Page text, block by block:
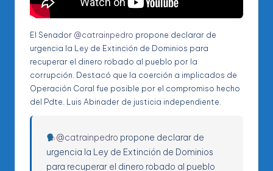
El Senador @catrainpedro propone declarar de
urgencia la Ley de Extinción de Dominios para
recuperar el dinero robado al pueblo por la
corrupción. Destacó que la coerción a implicados de
Operación Coral fue posible por el compromiso hecho
del Pdte. Luis Abinader de justicia independiente.
@catrainpedro propone declarar de
urgencia la Ley de Extinción de Dominios
para recuperar el dinero robado al pueblo